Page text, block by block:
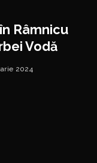
Râmnicu
Vodă
2024